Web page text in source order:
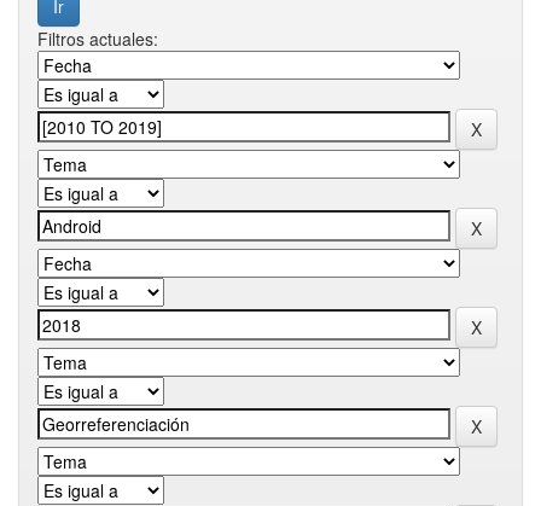
Filtros actuales: